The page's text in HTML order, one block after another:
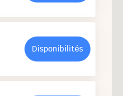
Disponibilités